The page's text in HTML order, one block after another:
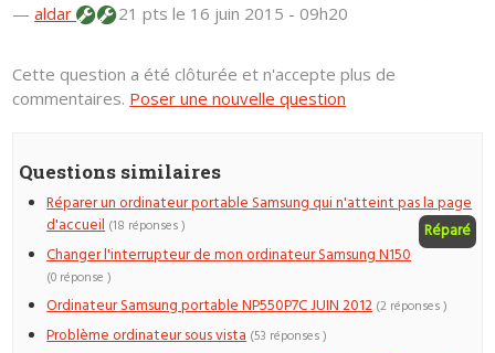
—aldar 21 ptsle 16 juin 2015 - 09h20
Cette question a été clôturée et n'accepte plus de
commentaires. Poser une nouvelle question
Questions similaires
Réparer un ordinateur portable Samsung qui n'atteint pas la page
d'accueil
Réparé
(18 réponses )
Changer l'interrupteur de mon ordinateur Samsung N150
(0 réponse )
Ordinateur Samsung portable NP550P7C JUIN 2012 (2 réponses )
Problème ordinateur sous vista (53 réponses )